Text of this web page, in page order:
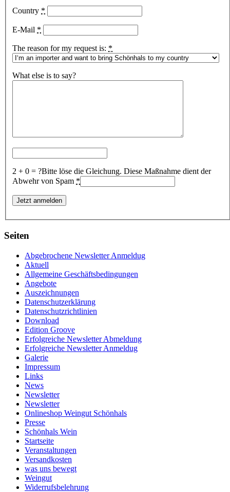
Country *
E-Mail *
The reason for my request is: *
What else is to say?
2 + 0 = ?Bitte löse die Gleichung. Diese Maßnahme dient der
Abwehr von Spam *
Seiten
Abgebrochene Newsletter Anmeldug
Aktuell
Allgemeine Geschäftsbedingungen
Angebote
Auszeichnungen
Datenschutzerklärung
Datenschutzrichtlinien
Download
Edition Groove
Erfolgreiche Newsletter Abmeldung
Erfolgreiche Newsletter Anmeldug
Galerie
Impressum
Links
News
Newsletter
Newsletter
Onlineshop Weingut Schönhals
Presse
Schönhals Wein
Startseite
Veranstaltungen
Versandkosten
was uns bewegt
Weingut
Widerrufsbelehrung